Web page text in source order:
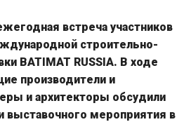
встреча участников
строительно-
BATIMAT RUSSIA. В ходе
производители и
и архитекторы обсудили
мероприятия в